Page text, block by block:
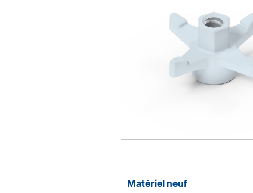
Matériel neuf